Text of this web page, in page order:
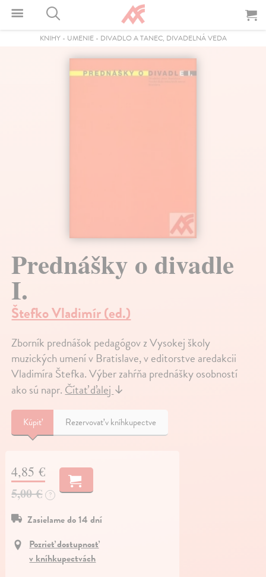
KNIHY- UMENIE- DIVADLO A TANEC, DIVADELNÁ VEDA
Prednášky o divadle
I.
Štefko Vladimír (ed.)
Zborník prednášok pedagógov z Vysokej školy
muzických umení v Bratislave, v editorstve aredakcii
Vladimíra Štefka. Výber zahŕňa prednášky osobností
ako sú napr. Čítať ďalej ↓
Kúpiť Rezervovať v kníhkupectve
4,85 €
5,00 € ?
Zasielame do 14 dní
Pozrieť dostupnosť
v kníhkupectvách